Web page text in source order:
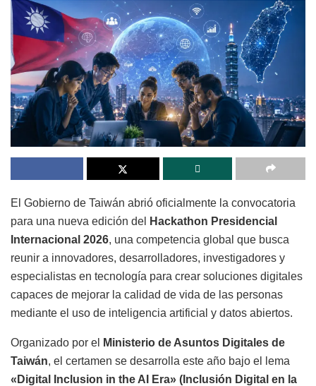
El Gobierno de Taiwán abrió oficialmente la convocatoria
para una nueva edición del
Hackathon Presidencial
Internacional 2026, una competencia global que busca
reunir a innovadores, desarrolladores, investigadores y
especialistas en tecnología para crear soluciones digitales
capaces de mejorar la calidad de vida de las personas
mediante el uso de inteligencia artificial y datos abiertos.
Organizado por el
Ministerio de Asuntos Digitales de
Taiwán, el certamen se desarrolla este año bajo el lema
«Digital Inclusion in the AI Era» (Inclusión Digital en la